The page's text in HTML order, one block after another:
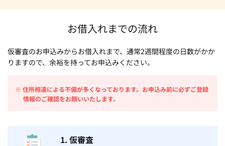
お借入れまでの流れ
仮審査のお申込みからお借入れまで、通常2週間程度の日数がかか
りますので、余裕を持ってお申込みください。
※ 住所相違による不備が多くなっております。お申込み前に必ずご登録
情報のご確認をお願いいたします。
1. 仮審査